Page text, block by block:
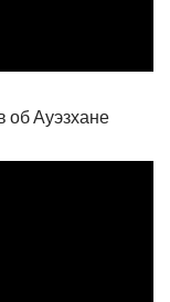
об Ауэзхане